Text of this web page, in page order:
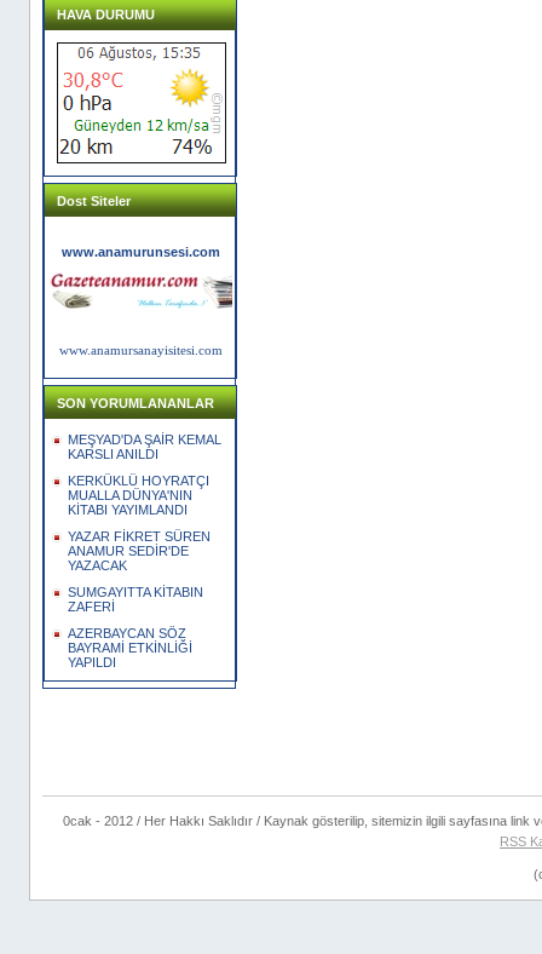
HAVA DURUMU
Dost Siteler
www.anamurunsesi.com
www.anamursanayisitesi.com
SON YORUMLANANLAR
MEŞYAD'DA ŞAİR KEMAL
KARSLI ANILDI
KERKÜKLÜ HOYRATÇI
MUALLA DÜNYA'NIN
KİTABI YAYIMLANDI
YAZAR FİKRET SÜREN
ANAMUR SEDİR'DE
YAZACAK
SUMGAYITTA KİTABIN
ZAFERİ
AZERBAYCAN SÖZ
BAYRAMİ ETKİNLİĞİ
YAPILDI
0cak - 2012 / Her Hakkı Saklıdır / Kaynak gösterilip, sitemizin ilgili sayfasına link
RSS